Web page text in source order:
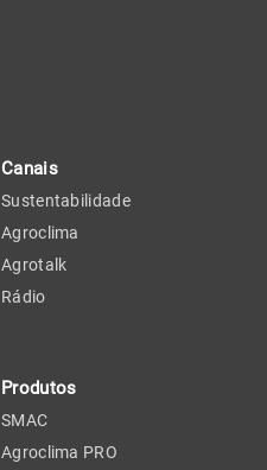
Canais
Sustentabilidade
Agroclima
Agrotalk
Rádio
Produtos
SMAC
Agroclima PRO